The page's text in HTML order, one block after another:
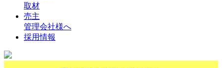
取材
売主
管理会社様へ
採用情報